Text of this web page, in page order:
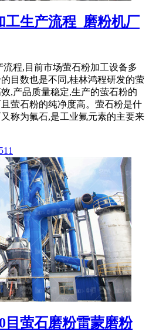
工生产流程_磨粉机厂
流程,目前市场萤石粉加工设备多
目数也是不同,桂林鸿程研发的萤
,产品质量稳定,生产的萤石粉的
萤石粉的纯净度高。萤石粉是什
称为氟石,是工业氟元素的主要来
目萤石磨粉雷蒙磨粉